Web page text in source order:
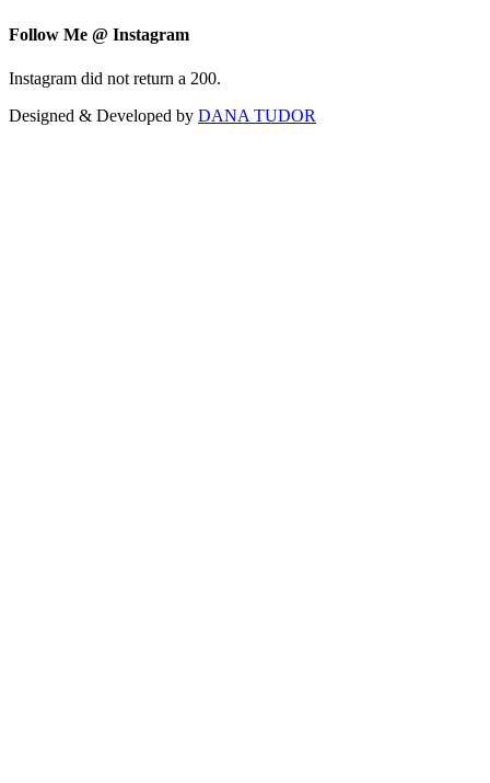
Follow Me @ Instagram
Instagram did not return a 200.
Designed & Developed by DANA TUDOR